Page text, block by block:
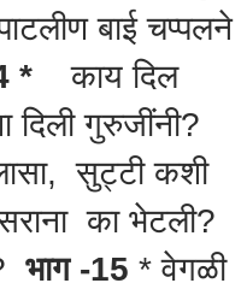
बाई चप्पलने
*
काय दिल
दिली गुरुजींनी?
सुट्टी कशी
सराना का भेटली?
भाग -15 * वेगळी